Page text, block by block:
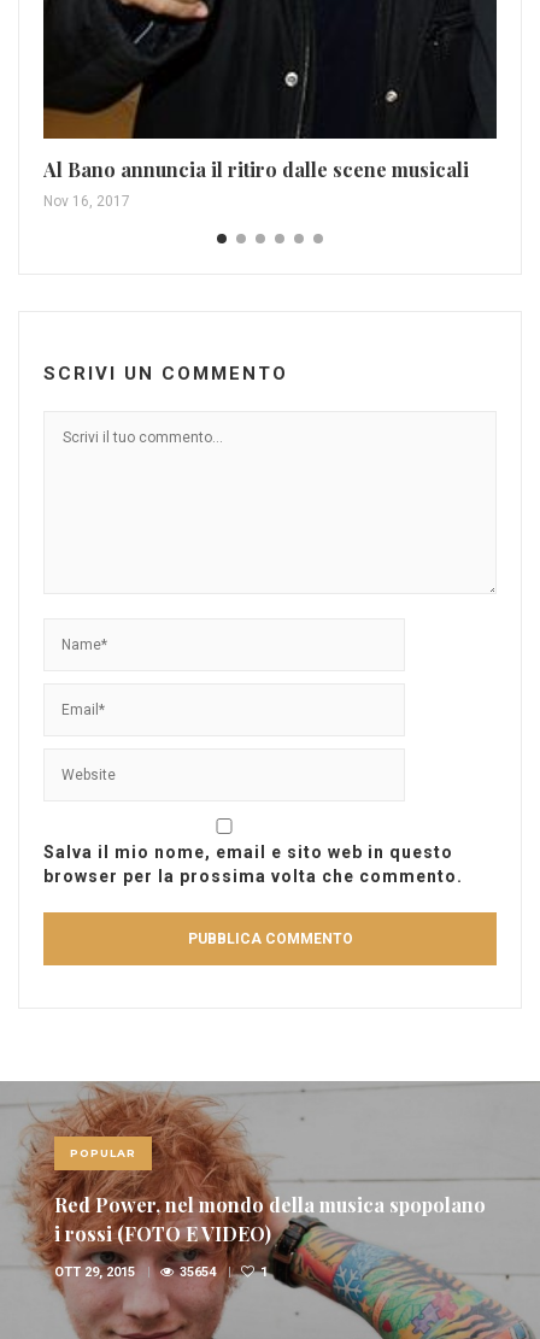
Al Bano annuncia il ritiro dalle scene musicali
Nov 16, 2017
SCRIVI UN COMMENTO
Salva il mio nome, email e sito web in questo
browser per la prossima volta che commento.
POPULAR
Red Power, nel mondo della musica spopolano
i rossi (FOTO E VIDEO)
OTT 29, 2015 35654 1